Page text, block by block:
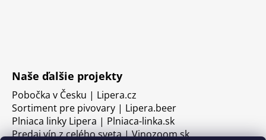
Naše ďalšie projekty
Pobočka v Česku | Lipera.cz
Sortiment pre pivovary | Lipera.beer
Plniaca linky Lipera | Plniaca-linka.sk
Predaj vín z celého sveta | Vinozoom.sk